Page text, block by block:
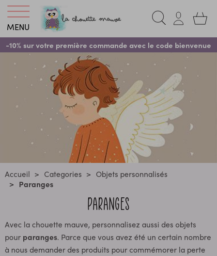
MENU
-10% sur votre première commande avec le code bienvenue
Accueil Categories
Objets personnalisés
Paranges
PARANGES
Avec la chouette mauve, personnalisez aussi des objets
pour paranges. Parce que vous avez été un certain nombre
à nous demander des produits pour commémorer la perte